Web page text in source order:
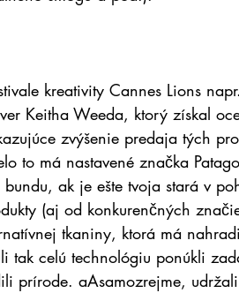
kreativity Cannes Lions
Keitha Weeda, ktorý získal
zvýšenie predaja tých
to má nastavené značka
ak je ešte tvoja stará v
(aj od konkurenčných
tkaniny, ktorá má
tak celú technológiu ponúkli
prírode. aAsamozrejme,